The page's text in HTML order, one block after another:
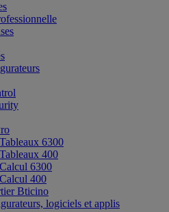
6300
400
6300
400
Bticino
logiciels et applis